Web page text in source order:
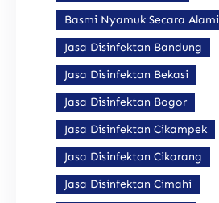
Basmi Nyamuk Secara Alami
Jasa Disinfektan Bandung
Jasa Disinfektan Bekasi
Jasa Disinfektan Bogor
Jasa Disinfektan Cikampek
Jasa Disinfektan Cikarang
Jasa Disinfektan Cimahi